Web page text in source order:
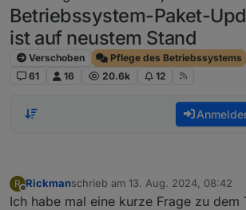
Betriebssystem-Paket-
ist auf neustem Stand
Verschoben
Pflege des Betriebssystems
61
16 20.6k 12
R
Offline
Rickmanschrieb am 13. Aug. 2024, 08:42
zuletzt editiert von
Ich habe mal eine kurze Frage zu dem